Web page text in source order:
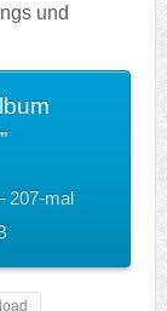
und
207-mal